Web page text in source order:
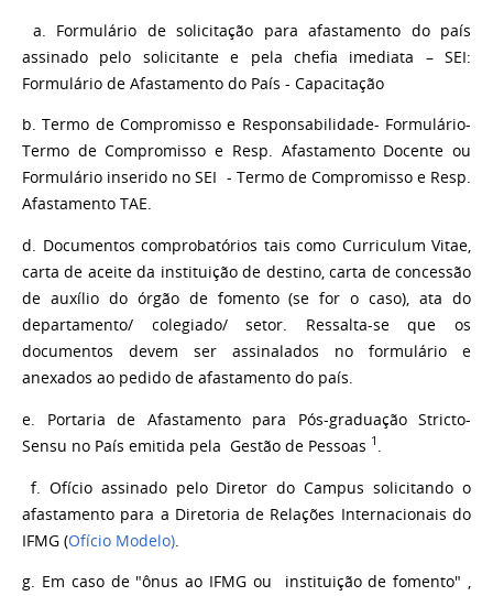
a. Formulário de solicitação para afastamento do país
assinado pelo solicitante e pela chefia imediata – SEI:
Formulário de Afastamento do País - Capacitação
b. Termo de Compromisso e Responsabilidade- Formulário-
Termo de Compromisso e Resp. Afastamento Docente ou
Formulário inserido no SEI - Termo de Compromisso e Resp.
Afastamento TAE.
d. Documentos comprobatórios tais como Curriculum Vitae,
carta de aceite da instituição de destino, carta de concessão
de auxílio do órgão de fomento (se for o caso), ata do
departamento/ colegiado/ setor. Ressalta-se que os
documentos devem ser assinalados no formulário e
anexados ao pedido de afastamento do país.
e. Portaria de Afastamento para Pós-graduação Stricto-
Sensu no País emitida pela Gestão de Pessoas 1 .
f. Ofício assinado pelo Diretor do Campus solicitando o
afastamento para a Diretoria de Relações Internacionais do
IFMG (Ofício Modelo)
g. Em caso de "ônus ao IFMG ou instituição de fomento" ,